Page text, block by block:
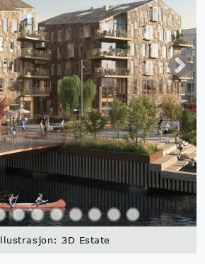
3D Estate